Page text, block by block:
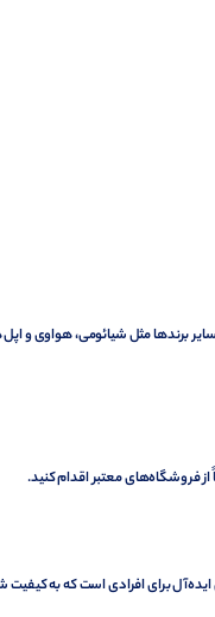
برندها مثل شیائومی، هواوی و
از فروشگاه‌های معتبر اقدام کنید.
و گزینه‌ای ایده‌آل برای افرادی است که به